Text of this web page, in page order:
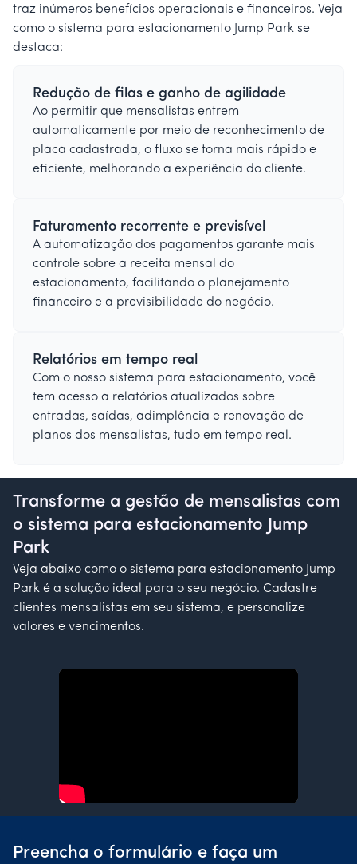
traz inúmeros benefícios operacionais e financeiros. Veja
como o sistema para estacionamento Jump Park se
destaca:
Redução de filas e ganho de agilidade
Ao permitir que mensalistas entrem
automaticamente por meio de reconhecimento de
placa cadastrada, o fluxo se torna mais rápido e
eficiente, melhorando a experiência do cliente.
Faturamento recorrente e previsível
A automatização dos pagamentos garante mais
controle sobre a receita mensal do
estacionamento, facilitando o planejamento
financeiro e a previsibilidade do negócio.
Relatórios em tempo real
Com o nosso sistema para estacionamento, você
tem acesso a relatórios atualizados sobre
entradas, saídas, adimplência e renovação de
planos dos mensalistas, tudo em tempo real.
Transforme a gestão de mensalistas com
o sistema para estacionamento Jump
Park
Veja abaixo como o sistema para estacionamento Jump
Park é a solução ideal para o seu negócio. Cadastre
clientes mensalistas em seu sistema, e personalize
valores e vencimentos.
Preencha o formulário e faça um